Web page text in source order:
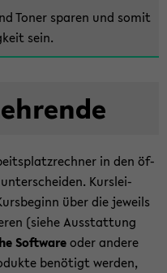
Toner spa­ren und somit
sein.
in den öf­
Kurs­lei­
über die je­weils
(siehe Aus­stat­tung
Soft­wareoder an­de­re
be­nö­tigt wer­den,